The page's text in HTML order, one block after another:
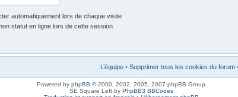
automatiquement lors de chaque visite
statut en ligne lors de cette session
L’équipe • Supprimer tous les cookies du forum
Powered by phpBB © 2000, 2002, 2005, 2007 phpBB Group
SE Square Left by PhpBB3 BBCodes